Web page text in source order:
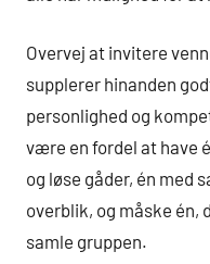
Overvej at invitere
supplerer hinanden
personlighed og
være en fordel at have
og løse gåder, én med
overblik, og måske én,
samle gruppen.